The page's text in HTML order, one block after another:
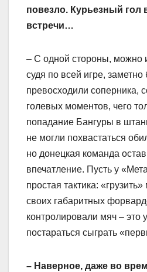
повезло. Курьезный гол
встречи…
– С одной стороны, можно
судя по всей игре,
превосходили соперника,
голевых моментов, чего
попадание Бангуры в
не могли похвастаться
но донецкая команда
впечатление. Пусть у
простая тактика:
своих габаритных
контролировали мяч –
постараться сыграть
– Наверное, даже во